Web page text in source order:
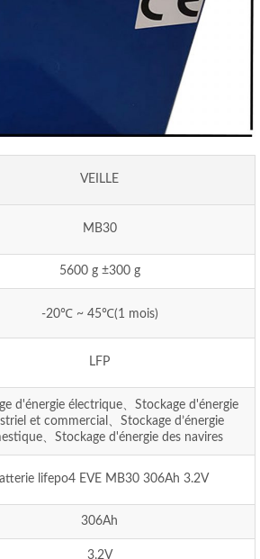
VEILLE
MB30
5600 g ±300 g
-20℃ ~ 45℃(1 mois)
LFP
d'énergie électrique、Stockage d'énergie
et commercial、Stockage d’énergie
、Stockage d'énergie des navires
lifepo4 EVE MB30 306Ah 3.2V
306Ah
3.2V